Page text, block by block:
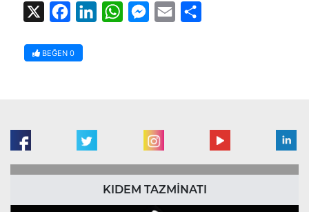
FacebookLinkedInWhatsAppMessenger
Email
BEĞEN 0
KIDEM TAZMİNATI